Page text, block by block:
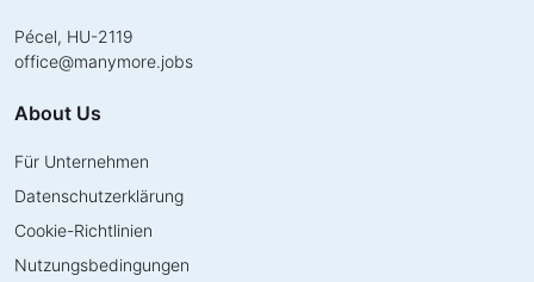
Pécel, HU-2119
office@manymore.jobs
About Us
Für Unternehmen
Datenschutzerklärung
Cookie-Richtlinien
Nutzungsbedingungen